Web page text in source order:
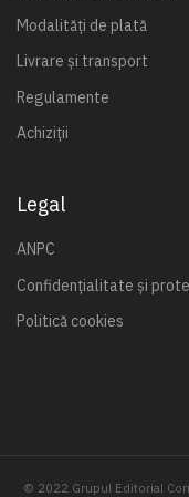
Modalități de plată
Livrare și transport
Regulamente
Achiziții
Legal
ANPC
Confidențialitate și
Politică cookies
© 2022 Grupul Editorial